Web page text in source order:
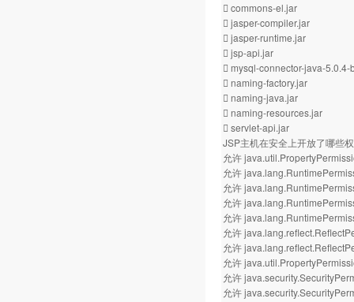
 commons-el.jar
 jasper-compiler.jar
 jasper-runtime.jar
 jsp-api.jar
 mysql-connector-java-5.0.4-
 naming-factory.jar
 naming-java.jar
 naming-resources.jar
 servlet-api.jar
JSP主机在安全上开放了哪些
允许
允许
允许
允许
允许
允许
允许
允许
允许
允许